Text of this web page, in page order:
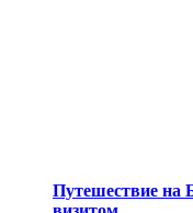
Путешествие на